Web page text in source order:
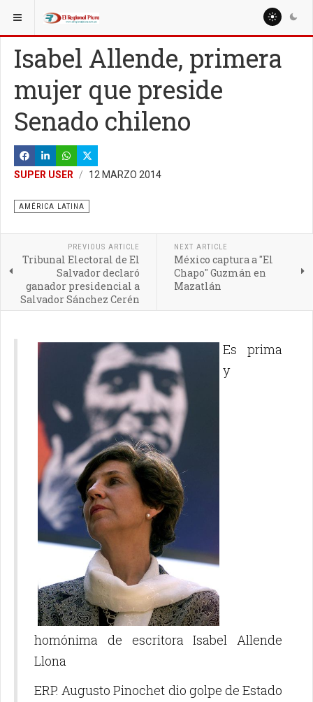
ESTÁ AQUÍ:
Isabel Allende, primera
mujer que preside
Senado chileno
SUPER USER 12 MARZO 2014
AMÉRICA LATINA
PREVIOUS ARTICLE
Tribunal Electoral de El
Salvador declaró
ganador presidencial a
Salvador Sánchez Cerén
NEXT ARTICLE
México captura a "El
Chapo" Guzmán en
Mazatlán
Es prima
y
homónima de escritora Isabel Allende
Llona
ERP. Augusto Pinochet dio golpe de Estado